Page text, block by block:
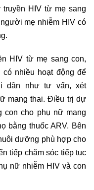
HIV từ mẹ sang
mẹ nhiễm HIV có
HIV từ mẹ sang con,
nhiều hoạt động để
dân như tư vấn, xét
mang thai. Điều trị dự
con cho phụ nữ mang
bằng thuốc ARV. Bên
dưỡng phù hợp cho
tiếp chăm sóc tiếp tục
nữ nhiễm HIV và con